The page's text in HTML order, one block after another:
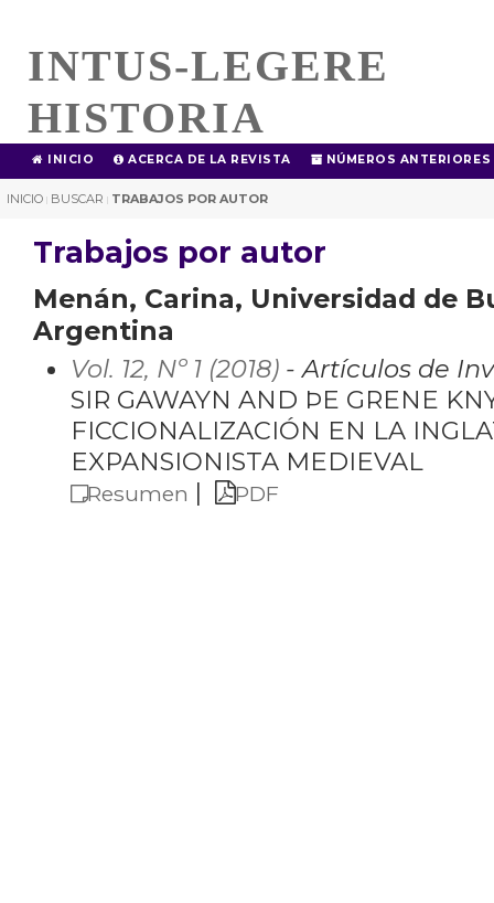
INTUS-LEGERE
HISTORIA
INICIO ACERCA DE LA REVISTA NÚMEROS ANTERIORES
INICIO | BUSCAR | TRABAJOS POR AUTOR
Trabajos por autor
Menán, Carina, Universidad de
Argentina
Vol. 12, Nº 1 (2018)- Artículos de
SIR GAWAYN AND ÞE GRENE
FICCIONALIZACIÓN EN LA
EXPANSIONISTA MEDIEVAL
Resumen | PDF